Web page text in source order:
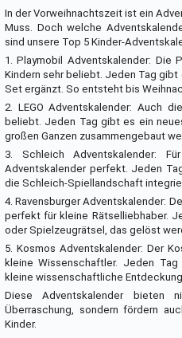
In der Vorweihnachtszeit ist ein
Muss. Doch welche
sind unsere Top 5 Kinder-
1. Playmobil Adventskalender: Die
Kindern sehr beliebt. Jeden Tag
Set ergänzt. So entsteht bis
2. LEGO Adventskalender: Auch
beliebt. Jeden Tag gibt es ein
großen Ganzen zusammengebaut
3. Schleich Adventskalender:
Adventskalender perfekt. Jeden
die Schleich-Spiellandschaft
4. Ravensburger Adventskalender:
perfekt für kleine Rätselliebhaber.
oder Spielzeugrätsel, das gelöst
5. Kosmos Adventskalender: Der
kleine Wissenschaftler. Jeden
kleine wissenschaftliche
Diese Adventskalender
Überraschung, sondern fördern
Kinder.